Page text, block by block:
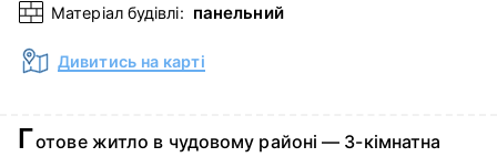
Матеріал будівлі: панельний
Дивитись на карті
Готове житло в чудовому районі — 3-кімнатна